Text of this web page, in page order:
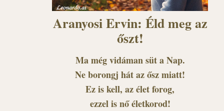
Aranyosi Ervin: Éld meg az
őszt!
Ma még vidáman süt a Nap.
Ne borongj hát az ősz miatt!
Ez is kell, az élet forog,
ezzel is nő életkorod!